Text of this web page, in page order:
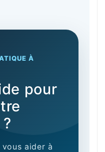
À
pour
aider à